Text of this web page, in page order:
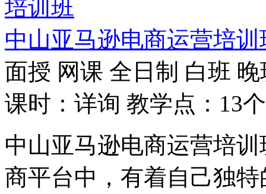
中山亚马逊电商运营培训
面授 网课 全日制 白班 晚
课时：详询 教学点：13个
中山亚马逊电商运营培
商平台中，有着自己独